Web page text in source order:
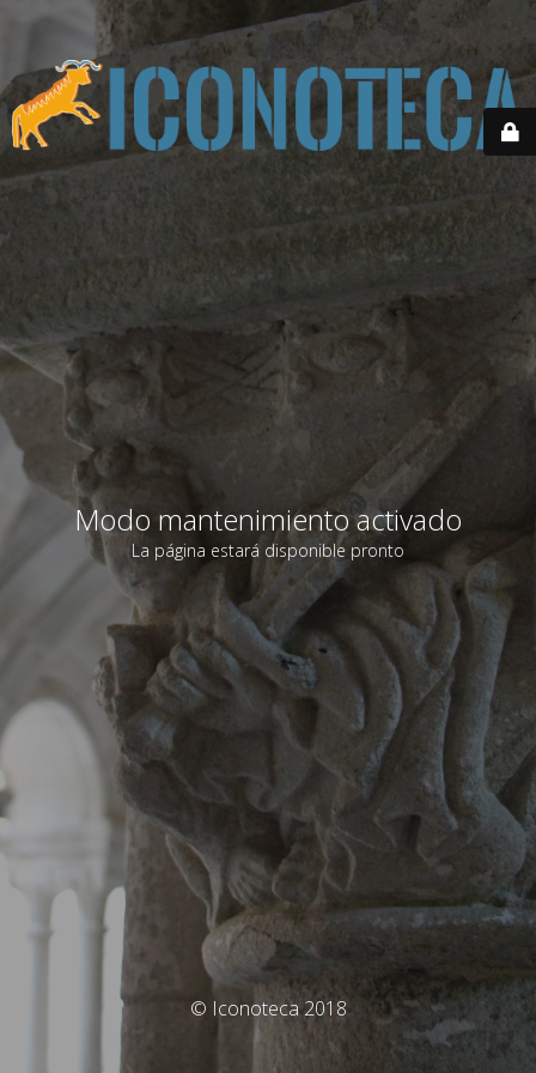
Modo mantenimiento activado
La página estará disponible pronto
© Iconoteca 2018